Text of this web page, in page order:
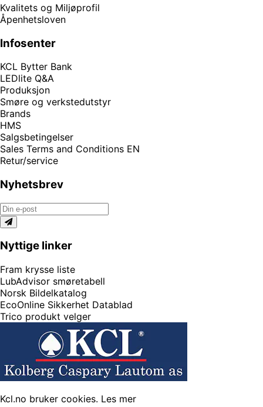
Kvalitets og Miljøprofil
Åpenhetsloven
Infosenter
KCL Bytter Bank
LEDlite Q&A
Produksjon
Smøre og verkstedutstyr
Brands
HMS
Salgsbetingelser
Sales Terms and Conditions EN
Retur/service
Nyhetsbrev
Nyttige linker
Fram krysse liste
LubAdvisor smøretabell
Norsk Bildelkatalog
EcoOnline Sikkerhet Datablad
Trico produkt velger
Kcl.no bruker cookies. Les mer